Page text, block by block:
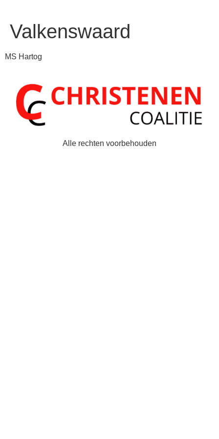
Valkenswaard
MS Hartog
Alle rechten voorbehouden